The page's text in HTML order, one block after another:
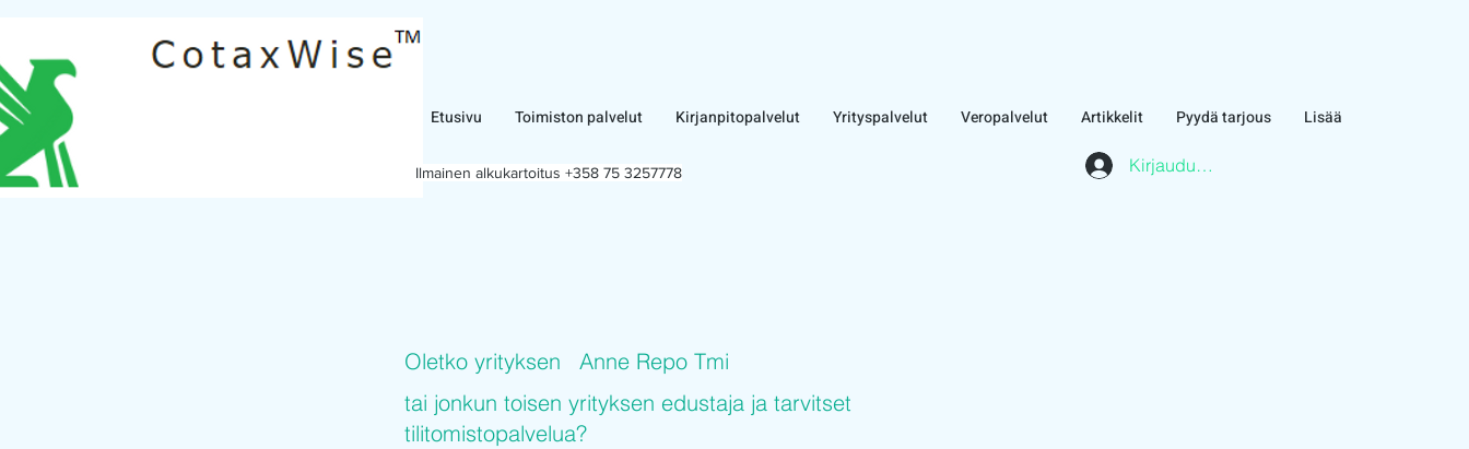
Etusivu Toimiston palvelut Kirjanpitopalvelut Yrityspalvelut Veropalvelut Artikkelit Pyydä tarjous Lisää
Kirjaudu asiakasalueelle
Ilmainen alkukartoitus +358 75 3257778
Oletko yrityksen
tai jonkun toisen yrityksen edustaja ja tarvitset
tilitomistopalvelua?
Anne Repo Tmi